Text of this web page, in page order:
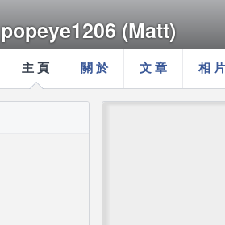
主 頁 關 於 文 章 相 片
popeye1206 (Matt)